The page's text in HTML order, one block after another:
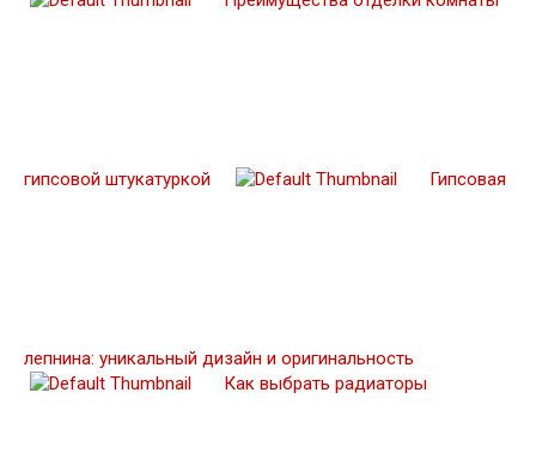
гипсовой штукатуркой Гипсовая
лепнина: уникальный дизайн и оригинальность
Как выбрать радиаторы